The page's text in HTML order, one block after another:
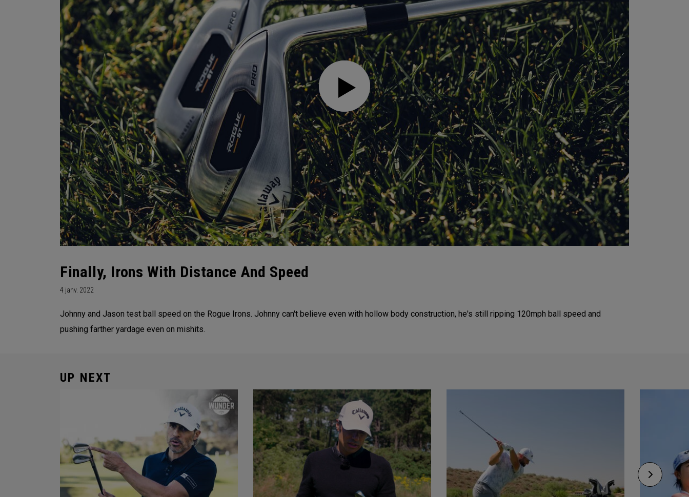
Finally, Irons With Distance And Speed
4 janv. 2022
Johnny and Jason test ball speed on the Rogue Irons. Johnny can't believe even with hollow body construction, he's still ripping 120mph ball speed and
pushing farther yardage even on mishits.
UP NEXT